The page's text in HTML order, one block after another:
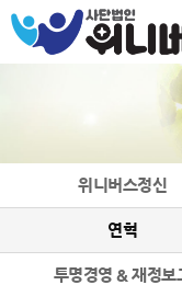
위니버스정신
연혁
투명경영 & 재정보